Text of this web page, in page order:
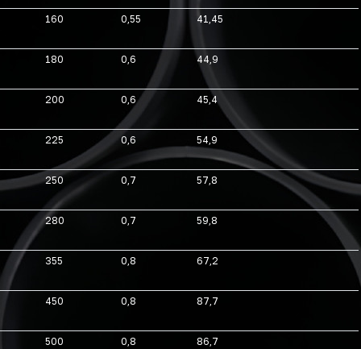
160 0,55 41,45
180 0,6 44,9
200 0,6 45,4
225 0,6 54,9
250 0,7 57,8
280 0,7 59,8
355 0,8 67,2
450 0,8 87,7
500 0,8 86,7